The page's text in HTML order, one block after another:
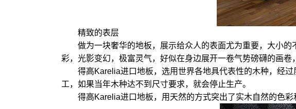
精致的表层
做为一块奢华的地板，展示给众人的表面尤为重要，大小
彩，光影变幻，极富灵气，好似在身边展开一卷气势磅礴的画卷
得高Karelia进口地板，选用世界各地具代表性的木种，经
工，如果当年木种达不到尺寸要求，就会停止生产。
得高Karelia进口地板，用天然的方式突出了实木自然的色